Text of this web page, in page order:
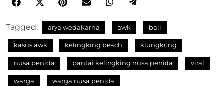
Tagged: arya wedakarna awk bali
kasus awk kelingking beach klungkung
nusa penida pantai kelingking nusa penida viral
warga warga nusa penida